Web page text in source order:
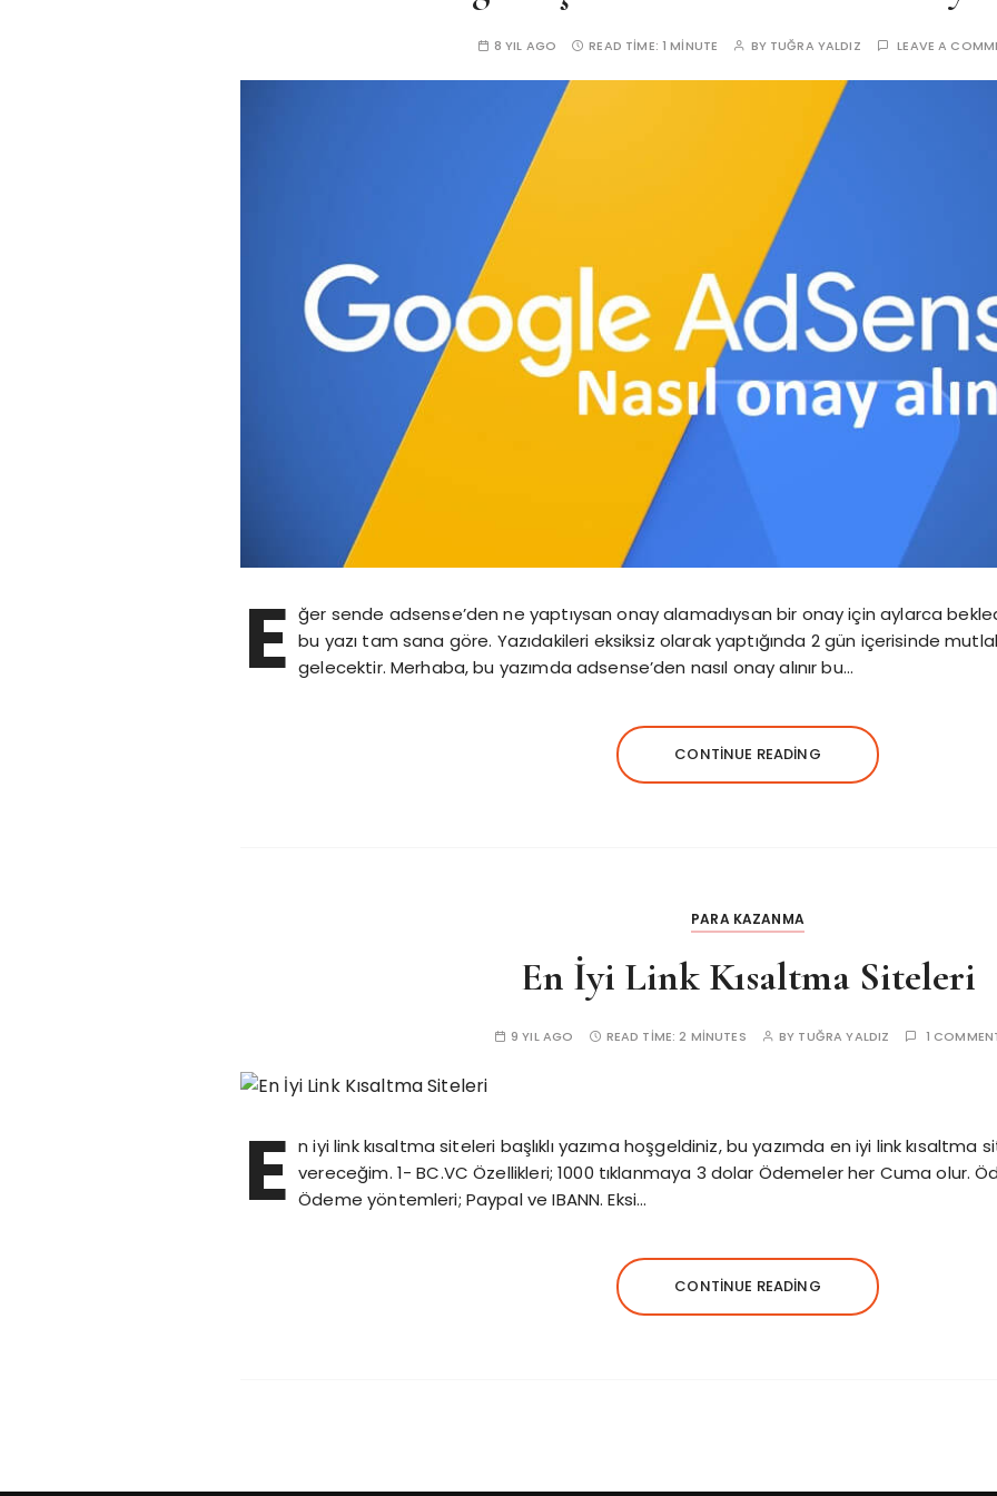
8 YIL AGO READ TIME: 1 MINUTE BY TUĞRA YALDIZ LEAVE A
E ğer sende adsense’den ne yaptıysan onay alamadıysan bir onay için aylarca
bu yazı tam sana göre. Yazıdakileri eksiksiz olarak yaptığında 2 gün içerisinde
gelecektir. Merhaba, bu yazımda adsense’den nasıl onay alınır bu…
CONTINUE READING
PARA KAZANMA
En İyi Link Kısaltma Siteleri
9 YIL AGO READ TIME:2 MINUTES BY TUĞRA YALDIZ 1
E n iyi link kısaltma siteleri başlıklı yazıma hoşgeldiniz, bu yazımda en iyi link kısaltma
vereceğim. 1- BC.VC Özellikleri; 1000 tıklanmaya 3 dolar Ödemeler her Cuma olur.
Ödeme yöntemleri; Paypal ve IBANN. Eksi…
CONTINUE READING